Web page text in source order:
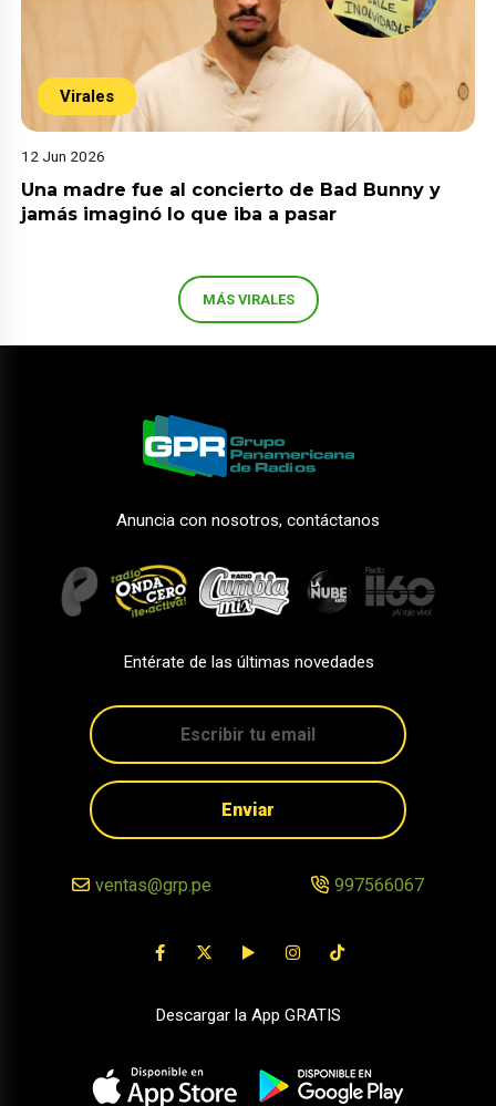
Virales
12 Jun 2026
Una madre fue al concierto de Bad Bunny y
jamás imaginó lo que iba a pasar
MÁS VIRALES
Anuncia con nosotros, contáctanos
Entérate de las últimas novedades
Enviar
ventas@grp.pe 997566067
Descargar la App GRATIS